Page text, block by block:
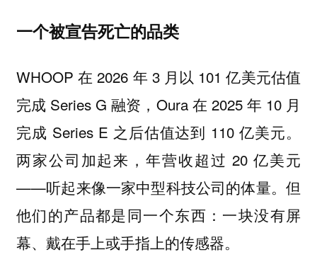
一个被宣告死亡的品类
WHOOP 在 2026 年 3 月以 101 亿美元估值
完成 Series G 融资，Oura 在 2025 年 10 月
完成 Series E 之后估值达到 110 亿美元。
两家公司加起来，年营收超过 20 亿美元
——听起来像一家中型科技公司的体量。但
他们的产品都是同一个东西： 一块没有屏
幕、戴在手上或手指上的传感器。